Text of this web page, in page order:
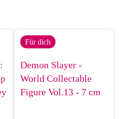
Für dich
Demon Slayer -
World Collectable
Figure Vol.13 - 7 cm